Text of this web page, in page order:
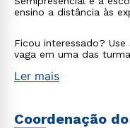
ensino a distância às
Ficou interessado?
vaga em uma das
Ler mais
Coordenação
WhatsApp